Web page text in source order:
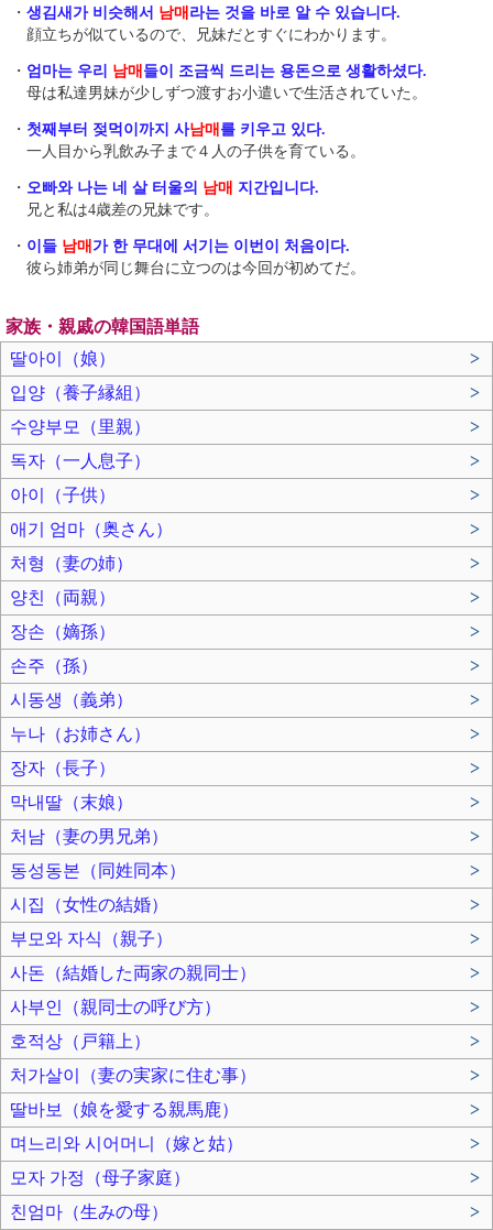
・ 생김새가 비슷해서 남매 라는 것을 바로 알 수 있습니다.
顔立ちが似ているので、兄妹だとすぐにわかります。
・ 엄마는 우리 남매 들이 조금씩 드리는 용돈으로 생활하셨다.
母は私達男妹が少しずつ渡すお小遣いで生活されていた。
・ 첫째부터 젖먹이까지 사남매 를 키우고 있다.
一人目から乳飲み子まで４人の子供を育ている。
・ 오빠와 나는 네 살 터울의 남매 지간입니다.
兄と私は4歳差の兄妹です。
・ 이들 남매 가 한 무대에 서기는 이번이 처음이다.
彼ら姉弟が同じ舞台に立つのは今回が初めてだ。
家族・親戚の韓国語単語
딸아이（娘）
>
입양（養子縁組）
>
수양부모（里親）
>
독자（一人息子）
>
아이（子供）
>
애기 엄마（奥さん）
>
처형（妻の姉）
>
양친（両親）
>
장손（嫡孫）
>
손주（孫）
>
시동생（義弟）
>
누나（お姉さん）
>
장자（長子）
>
막내딸（末娘）
>
처남（妻の男兄弟）
>
동성동본（同姓同本）
>
시집（女性の結婚）
>
부모와 자식（親子）
>
사돈（結婚した両家の親同士）
>
사부인（親同士の呼び方）
>
호적상（戸籍上）
>
처가살이（妻の実家に住む事）
>
딸바보（娘を愛する親馬鹿）
>
며느리와 시어머니（嫁と姑）
>
모자 가정（母子家庭）
>
친엄마（生みの母）
>